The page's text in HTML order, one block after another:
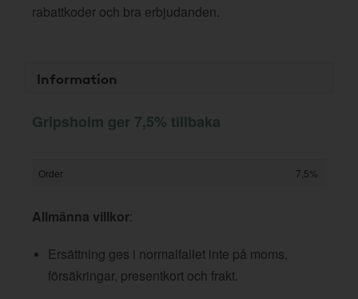
rabattkoder och bra erbjudanden.
Information
Gripsholm ger 7,5% tillbaka
Order 7,5%
Allmänna villkor:
Ersättning ges i normalfallet inte på moms,
försäkringar, presentkort och frakt.